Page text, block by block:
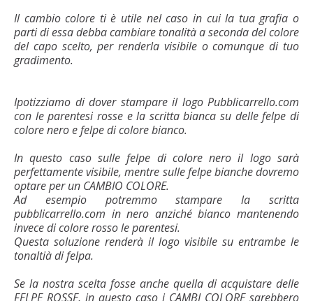
Il cambio colore ti è utile nel caso in cui la tua grafia o
parti di essa debba cambiare tonalità a seconda del colore
del capo scelto, per renderla visibile o comunque di tuo
gradimento.
Ipotizziamo di dover stampare il logo Pubblicarrello.com
con le parentesi rosse e la scritta bianca su delle felpe di
colore nero e felpe di colore bianco.
In questo caso sulle felpe di colore nero il logo sarà
perfettamente visibile, mentre sulle felpe bianche dovremo
optare per un CAMBIO COLORE.
Ad esempio potremmo stampare la scritta
pubblicarrello.com in nero anziché bianco mantenendo
invece di colore rosso le parentesi.
Questa soluzione renderà il logo visibile su entrambe le
tonaltià di felpa.
Se la nostra scelta fosse anche quella di acquistare delle
FELPE ROSSE, in questo caso i CAMBI COLORE sarebbero